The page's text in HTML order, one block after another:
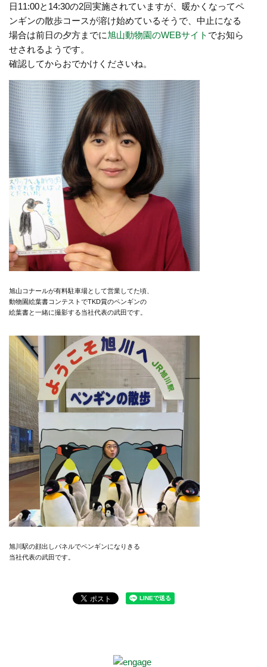
日11:00と14:30の2回実施されていますが、暖かくなってペ
ンギンの散歩コースが溶け始めているそうで、中止になる
場合は前日の夕方までに旭山動物園のWEBサイト でお知ら
せされるようです。
確認してからおでかけくださいね。
旭山コナールが有料駐車場として営業してた頃、
動物園絵葉書コンテストでTKD賞のペンギンの
絵葉書と一緒に撮影する当社代表の武田です。
旭川駅の顔出しパネルでペンギンになりきる
当社代表の武田です。